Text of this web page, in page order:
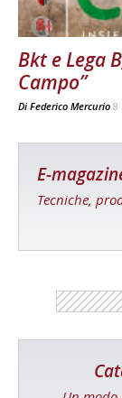
Bkt e Lega
Campo”
Di Federico Mercurio 8
E-
Tecniche,